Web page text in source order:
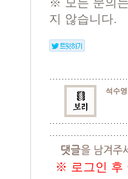
지 않습니다.
석수영
※ 로그인 후